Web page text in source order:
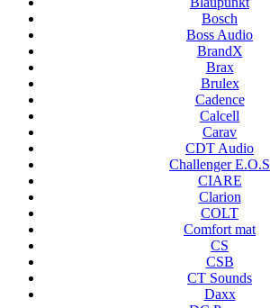
Bosch
Boss Audio
BrandX
Brax
Brulex
Cadence
Calcell
Carav
CDT Audio
Challenger E.O.S
CIARE
Clarion
COLT
Comfort mat
CS
CSB
CT Sounds
Daxx